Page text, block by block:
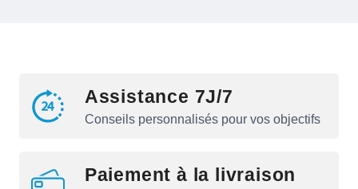
Assistance 7J/7
Conseils personnalisés pour vos objectifs
Paiement à la livraison